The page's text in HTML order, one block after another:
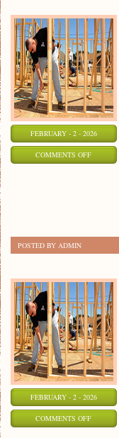
FEBRUARY - 2 - 2026
COMMENTS OFFON
POSTED BY ADMIN
FEBRUARY - 2 - 2026
COMMENTS OFFON